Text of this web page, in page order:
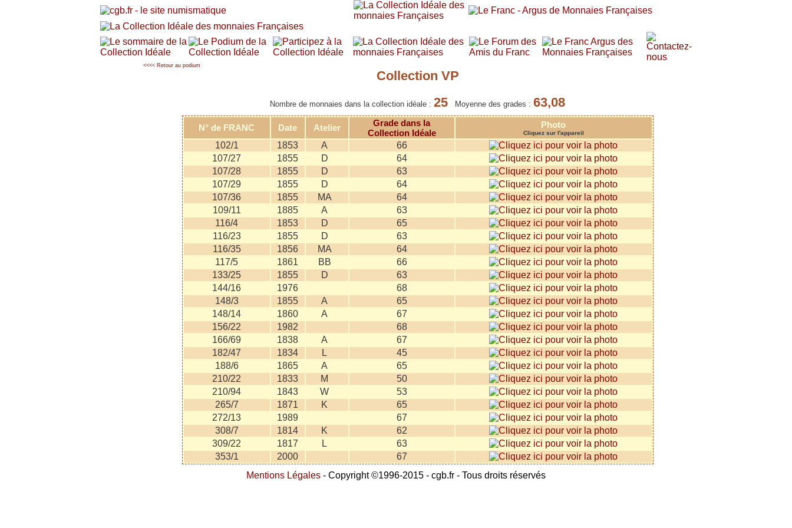
<<<< Retour au podium
Collection VP
Nombre de monnaies dans la collection idéale : 25 Moyenne des grades : 63,08
N° de FRANC Date Atelier
Grade dans la
Collection Idéale
Photo
Cliquez sur l'appareil
102/1 1853 A
66
107/27
1855 D
64
107/28
1855 D
63
107/29
1855 D
64
107/36
1855 MA
64
109/11
1885 A
63
116/4
1853 D
65
116/23
1855 D
63
116/35
1856 MA
64
117/5
1861 BB
66
133/25
1855 D
63
144/16
1976
68
148/3
1855 A
65
148/14
1860 A
67
156/22
1982
68
166/69
1838 A
67
182/47
1834 L
45
188/6
1865 A
65
210/22
1833 M
50
210/94
1843 W
53
265/7
1871 K
65
272/13
1989
67
308/7
1814 K
62
309/22
1817 L
63
353/1
2000
67
Mentions Légales - Copyright ©1996-2015 - cgb.fr - Tous droits réservés